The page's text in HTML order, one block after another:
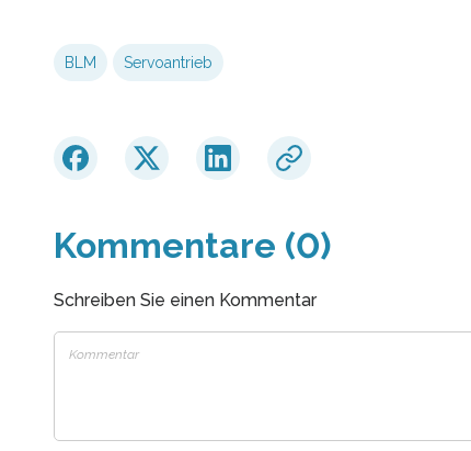
BLM Servoantrieb
Kommentare (0)
Schreiben Sie einen Kommentar